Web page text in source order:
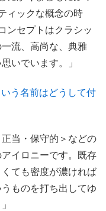
ィックな概念の時
ンセプトはクラシッ
流、高尚な、典雅
いでいます。」
う名前はどうして付
当・保守的＞などの
イロニーです。既存
ても密度が濃ければ
ものを打ち出してゆ